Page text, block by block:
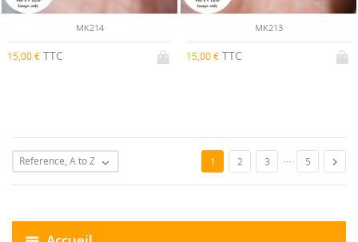
MK214
15,00 € TTC
MK213
15,00 € TTC
Reference, A to Z  1 2 3 5 